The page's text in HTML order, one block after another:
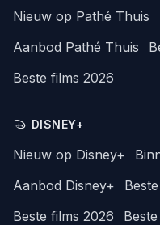
Nieuw op Pathé Thuis
Aanbod Pathé Thuis
Beste films 2026
DISNEY+
Nieuw op Disney+
Aanbod Disney+
Beste films 2026